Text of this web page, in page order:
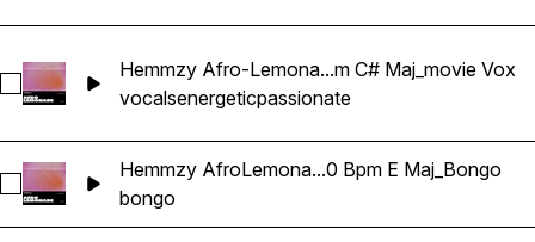
Sélectionnez Hemmzy Afro-Lemonade - Can't Be Real 97
Hemmzy Afro-Lemona...m C# Maj_movie Vox
vocalsenergeticpassionate
Sélectionnez Hemmzy AfroLemonade - In My DNA 100 Bpm
Hemmzy AfroLemona...0 Bpm E Maj_Bongo
bongo